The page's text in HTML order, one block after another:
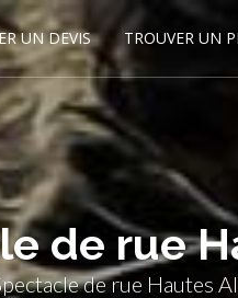
UN DEVIS TROUVER UN
de rue
de rue Hautes